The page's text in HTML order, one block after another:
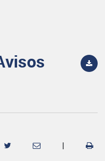
|